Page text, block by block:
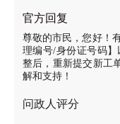
官方回复
尊敬的市民，您好！
理编号/身份证号码
整后，重新提交新工
解和支持！
问政人评分